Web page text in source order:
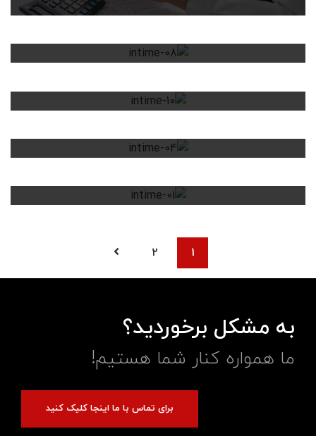
مدیریت مالیات
سیاست سرمایه گذاری
مدیریت سرمایه گذاری
توصیه های مالی
۱ ۲
به مشکل برخوردید؟
ما همواره کنار شما هستیم!
برای تماس با ما اینجا کلیک کنید